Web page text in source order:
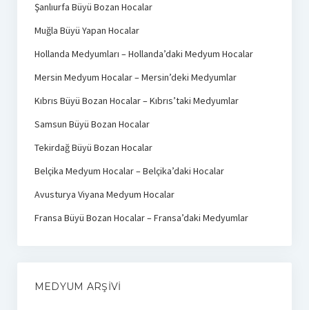
Şanlıurfa Büyü Bozan Hocalar
Muğla Büyü Yapan Hocalar
Hollanda Medyumları – Hollanda’daki Medyum Hocalar
Mersin Medyum Hocalar – Mersin’deki Medyumlar
Kıbrıs Büyü Bozan Hocalar – Kıbrıs’taki Medyumlar
Samsun Büyü Bozan Hocalar
Tekirdağ Büyü Bozan Hocalar
Belçika Medyum Hocalar – Belçika’daki Hocalar
Avusturya Viyana Medyum Hocalar
Fransa Büyü Bozan Hocalar – Fransa’daki Medyumlar
MEDYUM ARŞIVI